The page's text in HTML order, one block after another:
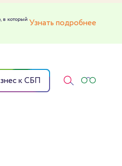
в который Узнать подробнее
к СБП